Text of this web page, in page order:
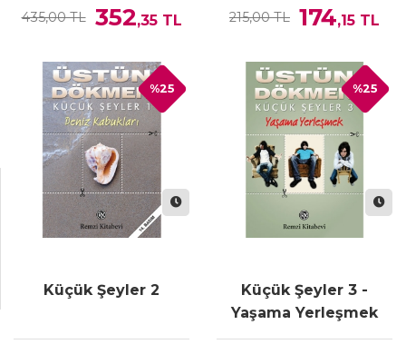
435,00 TL 352,35TL 215,00 TL 174,15 TL
Küçük Şeyler 2
%25
Küçük Şeyler 3 -
Yaşama Yerleşmek
%25